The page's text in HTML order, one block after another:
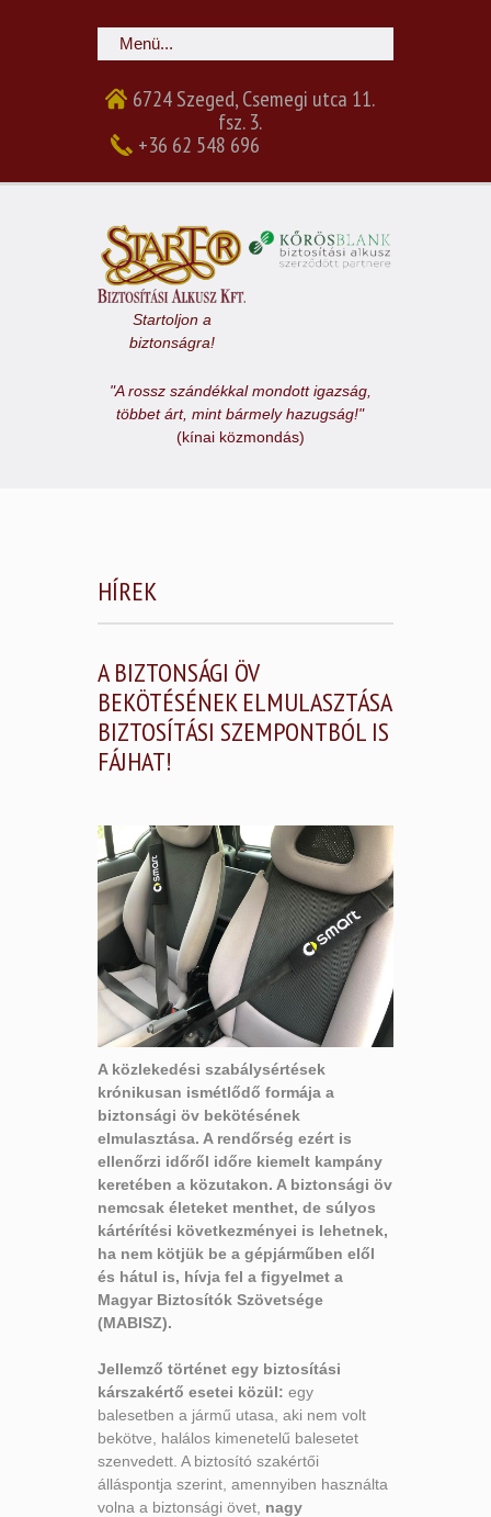
6724 Szeged, Csemegi utca 11.
fsz. 3.
+36 62 548 696
Startoljon a
biztonságra!
"A rossz szándékkal mondott igazság,
többet árt, mint bármely hazugság!"
(kínai közmondás)
HÍREK
A BIZTONSÁGI ÖV
BEKÖTÉSÉNEK ELMULASZTÁSA
BIZTOSÍTÁSI SZEMPONTBÓL IS
FÁJHAT!
A közlekedési szabálysértések
krónikusan ismétlődő formája a
biztonsági öv bekötésének
elmulasztása. A rendőrség ezért is
ellenőrzi időről időre kiemelt kampány
keretében a közutakon. A biztonsági öv
nemcsak életeket menthet, de súlyos
kártérítési következményei is lehetnek,
ha nem kötjük be a gépjárműben elől
és hátul is, hívja fel a figyelmet a
Magyar Biztosítók Szövetsége
(MABISZ).
Jellemző történet egy biztosítási
kárszakértő esetei közül: egy
balesetben a jármű utasa, aki nem volt
bekötve, halálos kimenetelű balesetet
szenvedett. A biztosító szakértői
álláspontja szerint, amennyiben használta
volna a biztonsági övet, nagy